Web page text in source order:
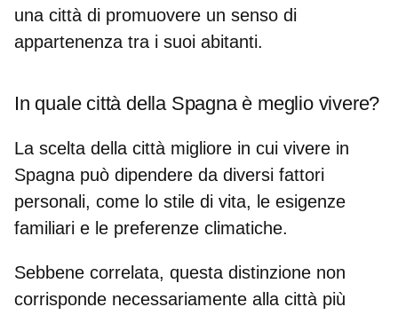
una città di promuovere un senso di
appartenenza tra i suoi abitanti.
In quale città della Spagna è meglio vivere?
La scelta della città migliore in cui vivere in
Spagna può dipendere da diversi fattori
personali, come lo stile di vita, le esigenze
familiari e le preferenze climatiche.
Sebbene correlata, questa distinzione non
corrisponde necessariamente alla città più